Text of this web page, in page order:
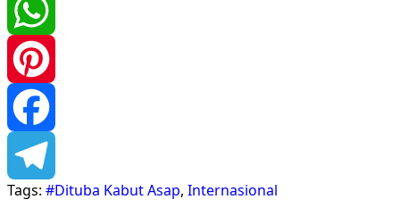
Twitter
WhatsApp
Pinterest
Facebook
Telegram
Tags: #Dituba Kabut Asap, Internasional